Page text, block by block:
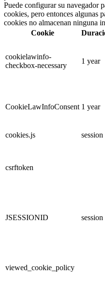
Puede configurar su navegador
cookies, pero entonces algunas
cookies no almacenan ninguna
Cookie
cookielawinfo-
checkbox-necessary
1 year
CookieLawInfoConsent 1 year
cookies.js
session
csrftoken
JSESSIONID session
viewed_cookie_policy